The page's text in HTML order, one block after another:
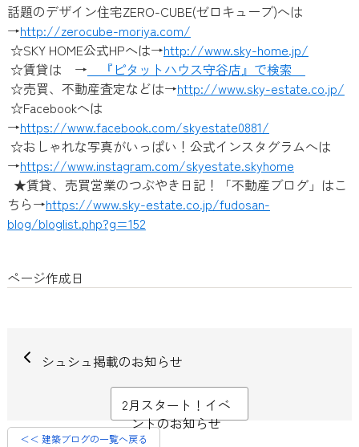
話題のデザイン住宅ZERO-CUBE(ゼロキューブ)へは
→http://zerocube-moriya.com/
☆SKY HOME公式HPへは→http://www.sky-home.jp/
☆賃貸は → 『ピタットハウス守谷店』で検索
☆売買、不動産査定などは→http://www.sky-estate.co.jp/
☆Facebookへは
→https://www.facebook.com/skyestate0881/
☆おしゃれな写真がいっぱい！公式インスタグラムへは
→https://www.instagram.com/skyestate.skyhome
★賃貸、売買営業のつぶやき日記！「不動産ブログ」はこ
ちら→https://www.sky-estate.co.jp/fudosan-
blog/bloglist.php?g=152
ページ作成日
シュシュ掲載のお知らせ
2月スタート！イベ
ントのお知らせ
＜＜ 建築ブログの一覧へ戻る